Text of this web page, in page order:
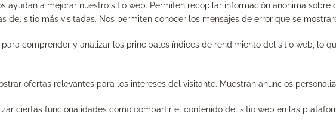
ayudan a mejorar nuestro sitio web. Permiten recopilar información anónima sobre
del sitio más visitadas. Nos permiten conocer los mensajes de error que se
comprender y analizar los principales índices de rendimiento del sitio web, lo
ofertas relevantes para los intereses del visitante. Muestran anuncios
ciertas funcionalidades como compartir el contenido del sitio web en las